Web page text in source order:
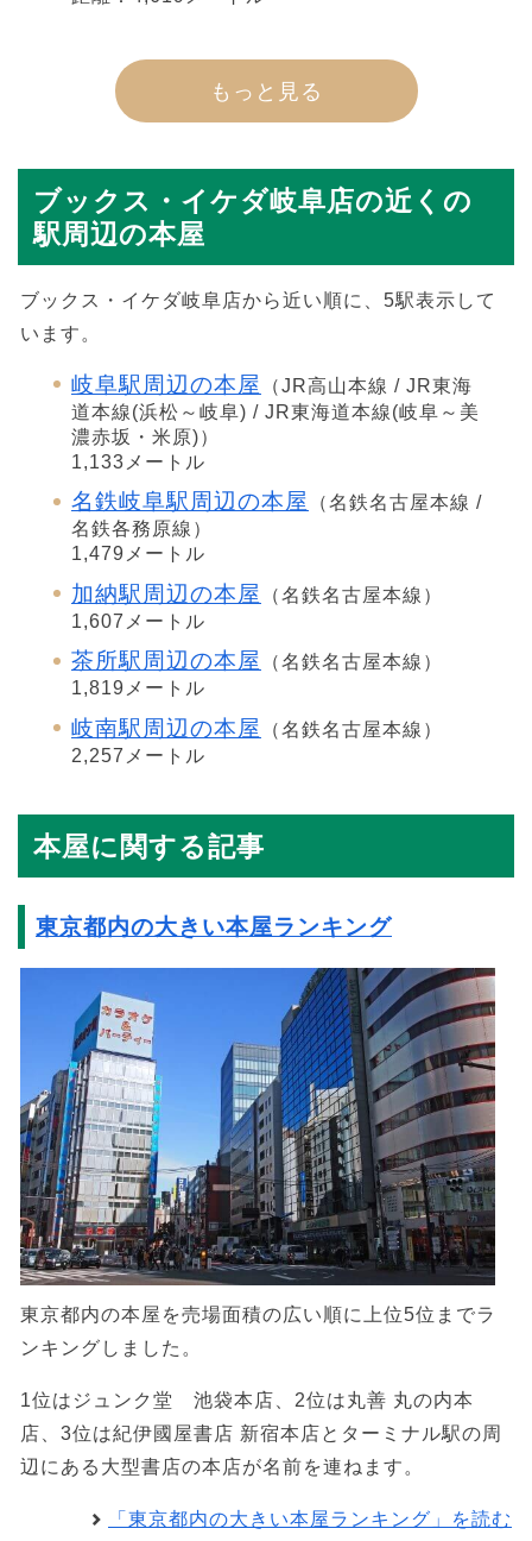
もっと見る
ブックス・イケダ岐阜店の近くの
駅周辺の本屋
ブックス・イケダ岐阜店から近い順に、5駅表示して
います。
岐阜駅周辺の本屋
（JR高山本線 / JR東海
道本線(浜松～岐阜) / JR東海道本線(岐阜～美
濃赤坂・米原)）
1,133メートル
名鉄岐阜駅周辺の本屋
（名鉄名古屋本線 /
名鉄各務原線）
1,479メートル
加納駅周辺の本屋
（名鉄名古屋本線）
1,607メートル
茶所駅周辺の本屋
（名鉄名古屋本線）
1,819メートル
岐南駅周辺の本屋
（名鉄名古屋本線）
2,257メートル
本屋に関する記事
東京都内の大きい本屋ランキング
東京都内の本屋を売場面積の広い順に上位5位までラ
ンキングしました。
1位はジュンク堂 池袋本店、2位は丸善 丸の内本
店、3位は紀伊國屋書店 新宿本店とターミナル駅の周
辺にある大型書店の本店が名前を連ねます。
「東京都内の大きい本屋ランキング」を読む